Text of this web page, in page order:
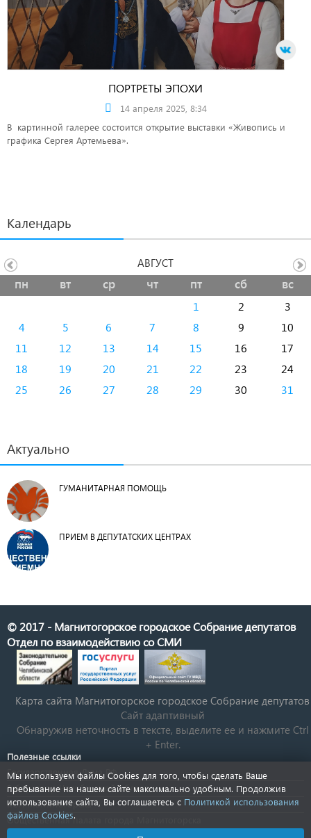
ПОРТРЕТЫ ЭПОХИ
14 апреля 2025, 8:34
В картинной галерее состоится открытие выставки «Живопись и
графика Сергея Артемьева».
Календарь
пн вт ср чт пт сб вс
1 2
3
4
5 6 7 8 9
10
11
12 13 14 15 16
17
18
19 20 21 22 23
24
25
26 27 28 29 30 31
АВГУСТ
Актуально
ГУМАНИТАРНАЯ ПОМОЩЬ
ПРИЕМ В ДЕПУТАТСКИХ ЦЕНТРАХ
© 2017 - Магнитогорское городское Собрание депутатов
Отдел по взаимодействию со СМИ
Карта сайта Магнитогорское городское Cобрание депутатов
Сайт адаптивный
Обнаружив неточность в тексте, выделите ее и нажмите Ctrl
+ Enter.
Полезные ссылки
Государственная Дума РФ
Губернатор Челябинской области
КСП Магнитогорска
Общественная палата города Магнитогорска
Новости Челябинской области
Мы используем файлы Cookies для того, чтобы сделать Ваше
пребывание на нашем сайте максимально удобным. Продолжив
использование сайта, Вы соглашаетесь с Политикой использования
файлов Cookies.